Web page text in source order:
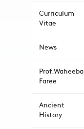
Curriculum
Vitae
News
Prof.Waheeba
Faree
Ancient
History